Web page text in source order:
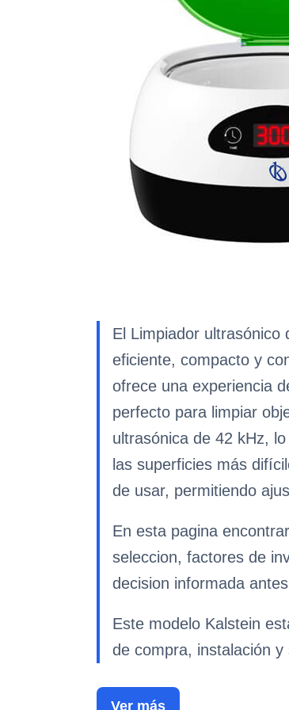
El Limpiador ultrasónico
eficiente, compacto y
ofrece una experiencia
perfecto para limpiar
ultrasónica de 42 kHz,
las superficies más
de usar, permitiendo
En esta pagina
seleccion, factores de
decision informada
Este modelo Kalstein
de compra, instalación y
Ver más